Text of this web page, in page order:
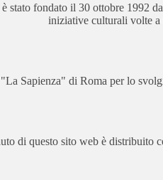
stato fondato il 30 ottobre 1992
iniziative culturali volte a
Sapienza" di Roma per lo
di questo sito web è distribuito